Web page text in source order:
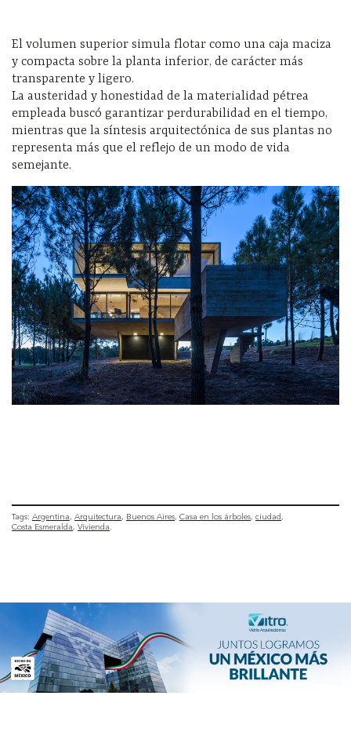
El volumen superior simula flotar como una caja maciza
y compacta sobre la planta inferior, de carácter más
transparente y ligero.
La austeridad y honestidad de la materialidad pétrea
empleada buscó garantizar perdurabilidad en el tiempo,
mientras que la síntesis arquitectónica de sus plantas no
representa más que el reflejo de un modo de vida
semejante.
Tags: Argentina Arquitectura Buenos Aires Casa en los árboles ciudad
Costa Esmeralda Vivienda